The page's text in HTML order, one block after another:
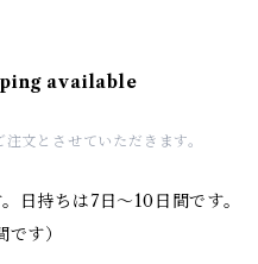
available
文とさせていただきます。
日持ちは7日～10日間です。
す）